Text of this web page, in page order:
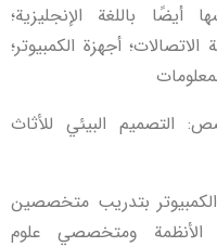
باللغة الإنجليزية؛
الاتصالات؛ أجهزة الكمبيوتر؛
التصميم البيئي للأثاث
الكمبيوتر بتدريب متخصصين
الأنظمة ومتخصصي علوم